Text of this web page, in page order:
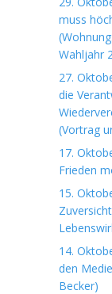
muss
Wahljahr
27.
die
(Vortrag
17.
Frieden
15.
14.
den
Becker)